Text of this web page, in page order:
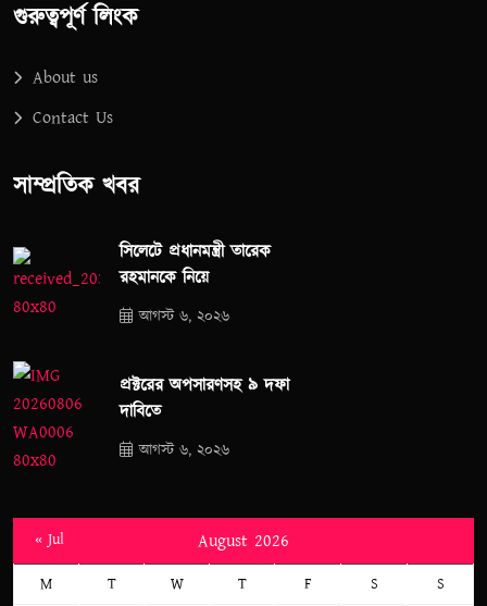
গুরুত্বপূর্ণ লিংক
About us
Contact Us
সাম্প্রতিক খবর
সিলেটে প্রধানমন্ত্রী তারেক
রহমানকে নিয়ে
আগস্ট ৬, ২০২৬
প্রক্টরের অপসারণসহ ৯ দফা
দাবিতে
আগস্ট ৬, ২০২৬
August 2026
M T W T F S S
« Jul